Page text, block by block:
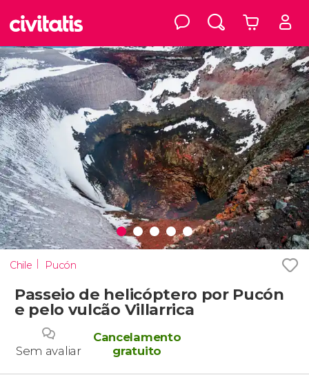
Chile Pucón
Passeio de helicóptero por Pucón
e pelo vulcão Villarrica
Sem avaliar
Cancelamento
gratuito